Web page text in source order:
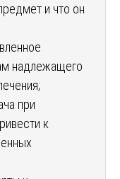
и что он
надлежащего
при
к